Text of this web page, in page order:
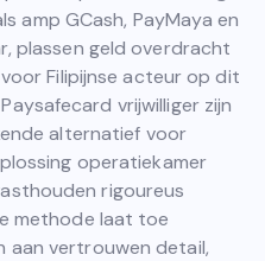
amp GCash, PayMaya en
plassen geld overdracht
Filipijnse acteur op dit
vrijwilliger zijn
alternatief voor
operatiekamer
rigoureus
methode laat toe
aan vertrouwen detail,